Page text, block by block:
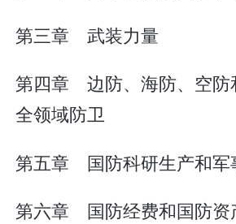
第三章 武装力量
第四章 边防、海防、空防
全领域防卫
第五章 国防科研生产和军
第六章 国防经费和国防资